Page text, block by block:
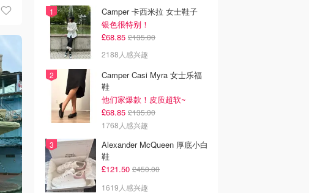
Camper 卡西米拉 女士鞋子
银色很特别！
£68.85 £135.00
2188人感兴趣
Camper Casi Myra 女士乐福
鞋
他们家爆款！皮质超软~
£68.85 £135.00
1768人感兴趣
Alexander McQueen 厚底小白
鞋
£121.50 £450.00
1619人感兴趣